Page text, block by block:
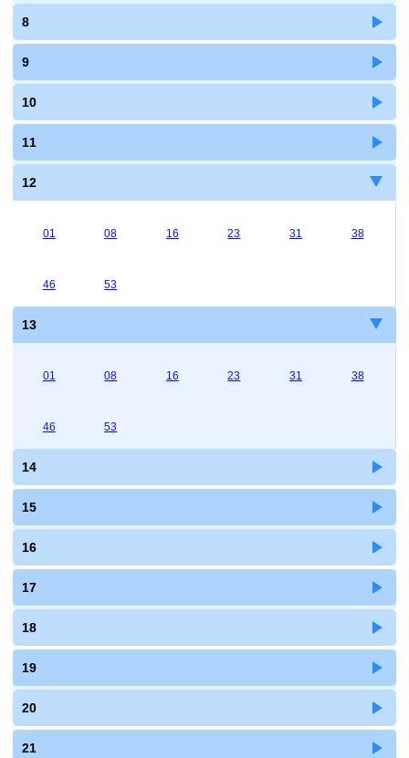
8
9
10
11
12
01 08 16 23 31 38
46 53
13
01 08 16 23 31 38
46 53
14
15
16
17
18
19
20
21